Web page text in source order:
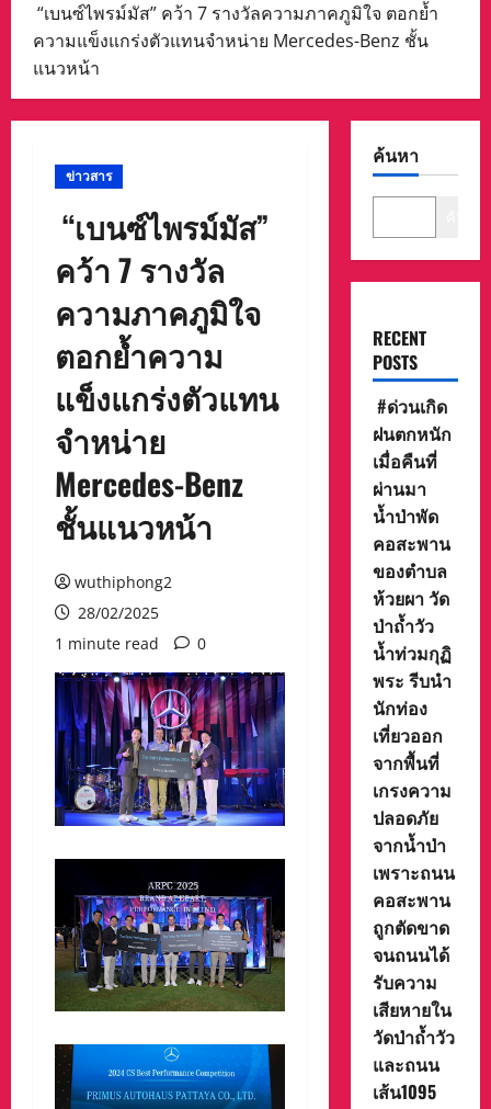
“เบนซ์ไพรม์มัส” คว้า 7 รางวัลความภาคภูมิใจ ตอกย้ำ
ความแข็งแกร่งตัวแทนจำหน่าย Mercedes-Benz ชั้น
แนวหน้า
ข่าวสาร
“เบนซ์ไพรม์มัส”
คว้า 7 รางวัล
ความภาคภูมิใจ
ตอกย้ำความ
แข็งแกร่งตัวแทน
จำหน่าย
Mercedes-Benz
ชั้นแนวหน้า
wuthiphong2
28/02/2025
1 minute read
0
ค้นหา
RECENT
POSTS
#ด่วนเกิด
ฝนตกหนัก
เมื่อคืนที่
ผ่านมา
น้ำป่าพัด
คอสะพาน
ของตำบล
ห้วยผา วัด
ป่าถ้ำวัว
น้ำท่วมกุฏิ
พระ รีบนำ
นักท่อง
เที่ยวออก
จากพื้นที่
เกรงความ
ปลอดภัย
จากน้ำป่า
เพราะถนน
คอสะพาน
ถูกตัดขาด
จนถนนได้
รับความ
เสียหายใน
วัดป่าถ้ำวัว
และถนน
เส้น1095